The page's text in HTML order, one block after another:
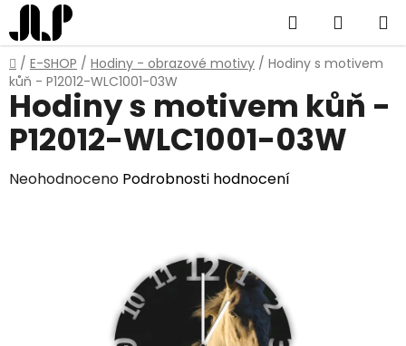
Přejít
na
obsah
Hledat
KOŠÍK
Domů
/ E-SHOP / Hodiny - obrazové motivy / Hodiny s motivem
kůň - P12012-WLC1001-03W
Hodiny s motivem kůň -
P12012-WLC1001-03W
Průměrné
Neohodnoceno Podrobnosti hodnocení